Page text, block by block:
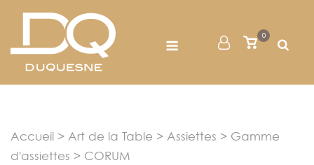
content
Mon
Voir
0
Accueil > Art de la Table > Assiettes > Gamme
d'assiettes > CORUM